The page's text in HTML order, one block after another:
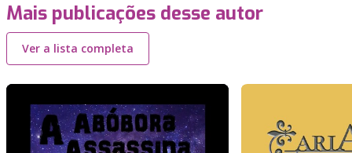
Mais publicações desse autor
Ver a lista completa